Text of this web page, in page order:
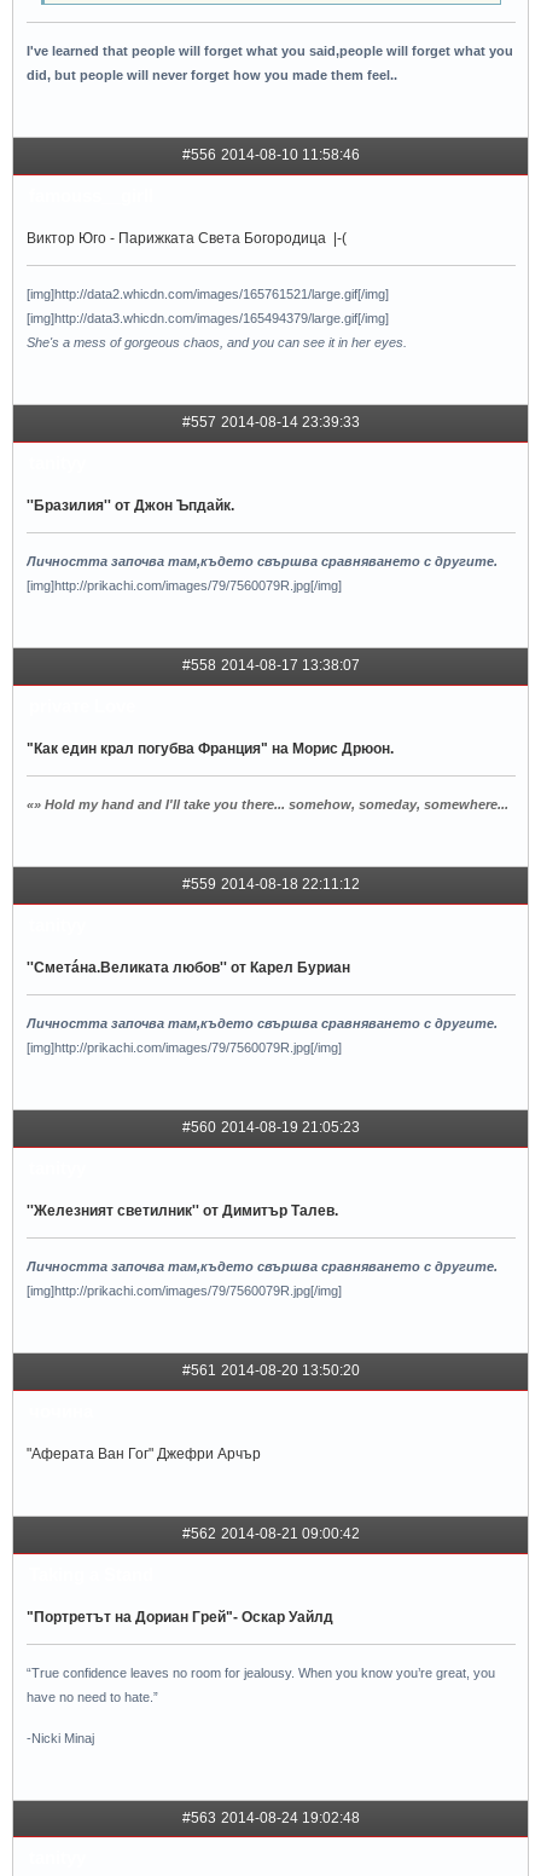
I've learned that people will forget what you said,people will forget what you
did, but people will never forget how you made them feel..
#556 2014-08-10 11:58:46
Виктор Юго - Парижката Света Богородица |-(
[img]http://data2.whicdn.com/images/165761521/large.gif[/img]
[img]http://data3.whicdn.com/images/165494379/large.gif[/img]
She's a mess of gorgeous chaos, and you can see it in her eyes.
#557 2014-08-14 23:39:33
''Бразилия'' от Джон Ъпдайк.
Личността започва там,където свършва сравняването с другите.
[img]http://prikachi.com/images/79/7560079R.jpg[/img]
#558 2014-08-17 13:38:07
"Как един крал погубва Франция" на Морис Дрюон.
«» Hold my hand and I'll take you there... somehow, someday, somewhere...
#559 2014-08-18 22:11:12
''Сметáна.Великата любов'' от Карел Буриан
Личността започва там,където свършва сравняването с другите.
[img]http://prikachi.com/images/79/7560079R.jpg[/img]
#560 2014-08-19 21:05:23
''Железният светилник'' от Димитър Талев.
Личността започва там,където свършва сравняването с другите.
[img]http://prikachi.com/images/79/7560079R.jpg[/img]
#561 2014-08-20 13:50:20
"Аферата Ван Гог" Джефри Арчър
#562 2014-08-21 09:00:42
"Портретът на Дориан Грей"- Оскар Уайлд
“True confidence leaves no room for jealousy. When you know you’re great, you
have no need to hate.”
-Nicki Minaj
#563 2014-08-24 19:02:48